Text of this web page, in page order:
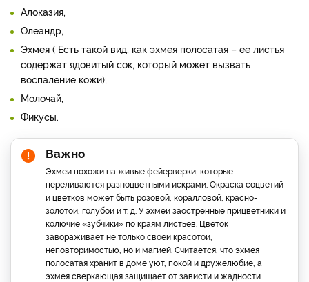
Алоказия,
Олеандр,
Эхмея ( Есть такой вид, как эхмея полосатая – ее листья
содержат ядовитый сок, который может вызвать
воспаление кожи);
Молочай,
Фикусы.
Важно
Эхмеи похожи на живые фейерверки, которые
переливаются разноцветными искрами. Окраска соцветий
и цветков может быть розовой, коралловой, красно-
золотой, голубой и т. д. У эхмеи заостренные прицветники и
колючие «зубчики» по краям листьев. Цветок
завораживает не только своей красотой,
неповторимостью, но и магией. Считается, что эхмея
полосатая хранит в доме уют, покой и дружелюбие, а
эхмея сверкающая защищает от зависти и жадности.